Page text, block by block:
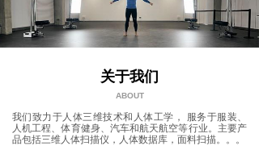
新闻资讯
我们致力于人体三维技术和人体工学， 服务于服装、
人机工程、体育健身、汽车和航天航空等行业。主要产
品包括三维人体扫描仪，人体数据库，面料扫描。。。
关于我们
ABOUT